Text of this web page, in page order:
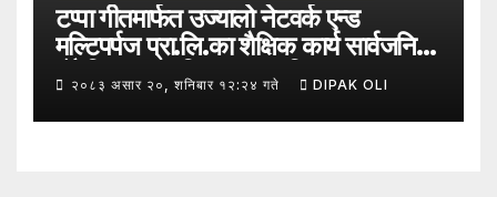
टप्पा गीतमार्फत उज्यालो नेटवर्क एन्ड
मल्टिपर्पज प्रा.लि.का शैक्षिक कार्य सार्वजनिक
हुँदै शिक्षा, सामाजिक उत्तरदायित्व र
सकारात्मक सन्देशलाई
२०८३ असार २०, शनिबार १२:२४ गते DIPAK OLI